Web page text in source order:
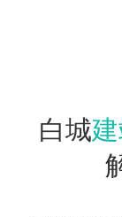
白城